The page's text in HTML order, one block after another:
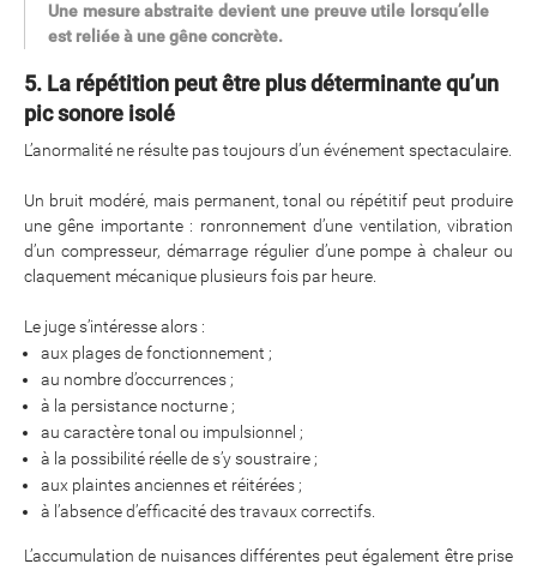
Une mesure abstraite devient une preuve utile lorsqu’elle
est reliée à une gêne concrète.
5. La répétition peut être plus déterminante qu’un
pic sonore isolé
L’anormalité ne résulte pas toujours d’un événement spectaculaire.
Un bruit modéré, mais permanent, tonal ou répétitif peut produire
une gêne importante : ronronnement d’une ventilation, vibration
d’un compresseur, démarrage régulier d’une pompe à chaleur ou
claquement mécanique plusieurs fois par heure.
Le juge s’intéresse alors :
aux plages de fonctionnement ;
au nombre d’occurrences ;
à la persistance nocturne ;
au caractère tonal ou impulsionnel ;
à la possibilité réelle de s’y soustraire ;
aux plaintes anciennes et réitérées ;
à l’absence d’efficacité des travaux correctifs.
L’accumulation de nuisances différentes peut également être prise